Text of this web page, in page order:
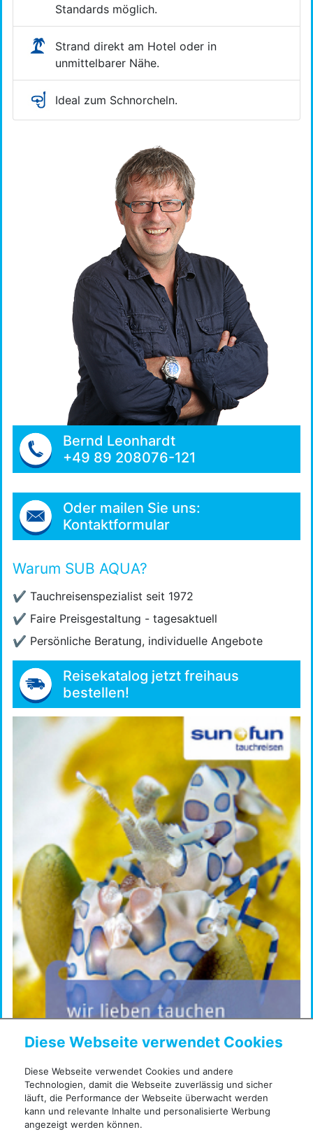
Standards möglich.
Strand direkt am Hotel oder in
unmittelbarer Nähe.
Ideal zum Schnorcheln.
Bernd Leonhardt
+49 89 208076-121
Oder mailen Sie uns:
Kontaktformular
Warum SUB AQUA?
✔ Tauchreisenspezialist seit 1972
✔ Faire Preisgestaltung - tagesaktuell
✔ Persönliche Beratung, individuelle Angebote
Reisekatalog jetzt freihaus
bestellen!
Unser Newsletter
Diese Webseite verwendet Cookies
Diese Webseite verwendet Cookies und andere
Technologien, damit die Webseite zuverlässig und sicher
läuft, die Performance der Webseite überwacht werden
kann und relevante Inhalte und personalisierte Werbung
angezeigt werden können.